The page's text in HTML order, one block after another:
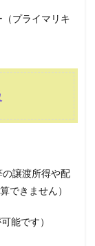
プライマリキ
譲渡所得や配
できません）
能です）